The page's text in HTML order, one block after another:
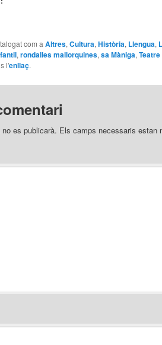
com a Altres, Cultura, Història, Llengua,
, rondalles mallorquines, sa Màniga, Teatre
l'enllaç.
es publicarà. Els camps necessaris estan